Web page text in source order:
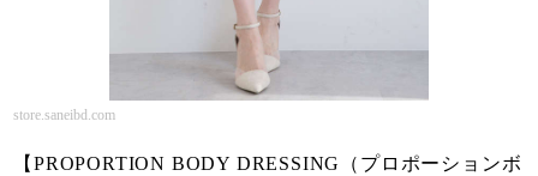
store.saneibd.com
【PROPORTION BODY DRESSING（プロポーションボ